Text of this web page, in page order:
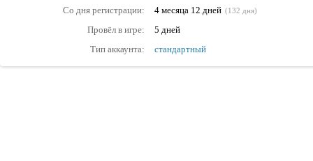
Со дня регистрации:
4 месяца 12 дней (132 дня)
Провёл в игре:
5 дней
Тип аккаунта:
стандартный